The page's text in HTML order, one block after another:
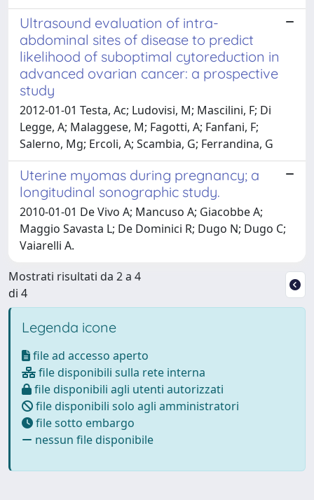
Ultrasound evaluation of intra-
abdominal sites of disease to predict
likelihood of suboptimal cytoreduction in
advanced ovarian cancer: a prospective
study
2012-01-01 Testa, Ac; Ludovisi, M; Mascilini, F; Di
Legge, A; Malaggese, M; Fagotti, A; Fanfani, F;
Salerno, Mg; Ercoli, A; Scambia, G; Ferrandina, G
Uterine myomas during pregnancy; a
longitudinal sonographic study.
2010-01-01 De Vivo A; Mancuso A; Giacobbe A;
Maggio Savasta L; De Dominici R; Dugo N; Dugo C;
Vaiarelli A.
Mostrati risultati da 2 a 4
di 4
Legenda icone
file ad accesso aperto
file disponibili sulla rete interna
file disponibili agli utenti autorizzati
file disponibili solo agli amministratori
file sotto embargo
nessun file disponibile